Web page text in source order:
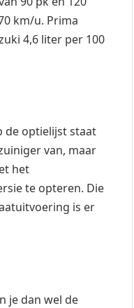
km/u. Prima
4,6 liter per 100
de optielijst staat
van, maar
het
te opteren. Die
is er
je dan wel de